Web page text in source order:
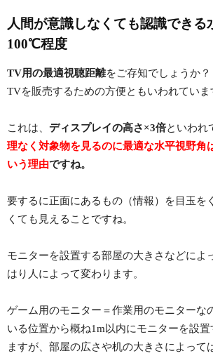
人間が意識しなくても認識できる
100℃程度
TV用の最適視聴距離をご存知でしょうか
TVを販売するための方便ともいわれていま
これは、 ディスプレイの高さ×3倍といわれ
理なく対象物を見るのに最適な水平視野角
いう理由ですね。
要するに正面にあるもの（情報）を目玉を
くても見えることですね。
モニターを設置する部屋の大きさなどによ
はり人によって変わります。
ゲーム用のモニター＝作業用のモニターな
いる位置から概ね1m以内にモニターを設
ますが、部屋の広さや机の大きさによって